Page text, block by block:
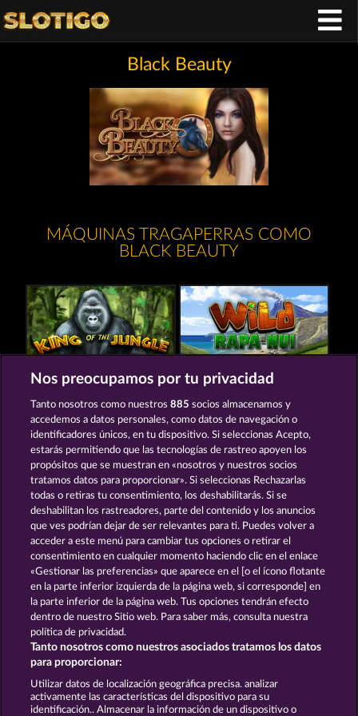
Black Beauty
MÁQUINAS TRAGAPERRAS COMO
BLACK BEAUTY
King of the Jungle Wild Rapa Nui
Atlantic Wilds Majestic King
Términos y condiciones
Declaración de privacidad Aviso Legal
Empresa FAQ Programa de afiliados
Enviar solicitud de desistimiento
Nos preocupamos por tu privacidad
Tanto nosotros como nuestros885 socios almacenamos y
accedemos a datos personales, como datos de navegación o
identificadores únicos, en tu dispositivo. Si seleccionas Acepto,
estarás permitiendo que las tecnologías de rastreo apoyen los
propósitos que se muestran en «nosotros y nuestros socios
tratamos datos para proporcionar». Si seleccionas Rechazarlas
todas o retiras tu consentimiento, los deshabilitarás. Si se
deshabilitan los rastreadores, parte del contenido y los anuncios
que ves podrían dejar de ser relevantes para ti. Puedes volver a
acceder a este menú para cambiar tus opciones o retirar el
consentimiento en cualquier momento haciendo clic en el enlace
«Gestionar las preferencias» que aparece en el [o el ícono flotante
en la parte inferior izquierda de la página web, si corresponde] en
la parte inferior de la página web. Tus opciones tendrán efecto
dentro de nuestro Sitio web. Para saber más, consulta nuestra
política de privacidad.
Tanto nosotros como nuestros asociados tratamos los datos
para proporcionar:
Utilizar datos de localización geográfica precisa. analizar
activamente las características del dispositivo para su
identificación.. Almacenar la información de un dispositivo o